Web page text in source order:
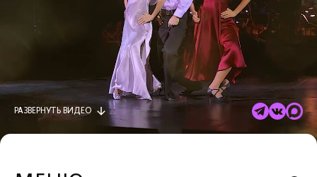
РАЗВЕРНУТЬ ВИДЕО